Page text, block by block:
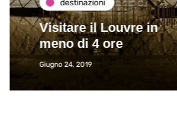
destinazioni
Visitare il Louvre in
meno di 4 ore
Giugno 24, 2019